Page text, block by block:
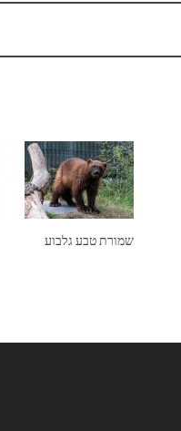
שמורת טבע גלבוע